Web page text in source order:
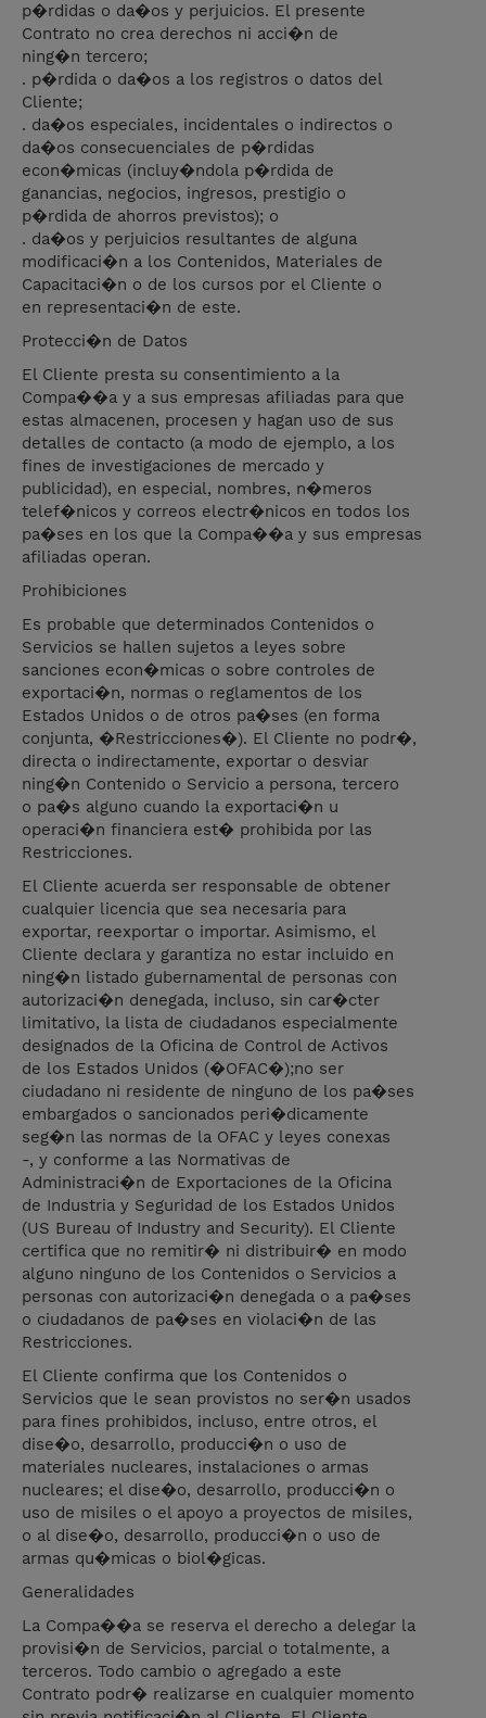
p�rdidas o da�os y perjuicios. El presente
Contrato no crea derechos ni acci�n de
ning�n tercero;
. p�rdida o da�os a los registros o datos del
Cliente;
. da�os especiales, incidentales o indirectos o
da�os consecuenciales de p�rdidas
econ�micas (incluy�ndola p�rdida de
ganancias, negocios, ingresos, prestigio o
p�rdida de ahorros previstos); o
. da�os y perjuicios resultantes de alguna
modificaci�n a los Contenidos, Materiales de
Capacitaci�n o de los cursos por el Cliente o
en representaci�n de este.
Protecci�n de Datos
El Cliente presta su consentimiento a la
Compa��a y a sus empresas afiliadas para que
estas almacenen, procesen y hagan uso de sus
detalles de contacto (a modo de ejemplo, a los
fines de investigaciones de mercado y
publicidad), en especial, nombres, n�meros
telef�nicos y correos electr�nicos en todos los
pa�ses en los que la Compa��a y sus empresas
afiliadas operan.
Prohibiciones
Es probable que determinados Contenidos o
Servicios se hallen sujetos a leyes sobre
sanciones econ�micas o sobre controles de
exportaci�n, normas o reglamentos de los
Estados Unidos o de otros pa�ses (en forma
conjunta, �Restricciones�). El Cliente no podr�,
directa o indirectamente, exportar o desviar
ning�n Contenido o Servicio a persona, tercero
o pa�s alguno cuando la exportaci�n u
operaci�n financiera est� prohibida por las
Restricciones.
El Cliente acuerda ser responsable de obtener
cualquier licencia que sea necesaria para
exportar, reexportar o importar. Asimismo, el
Cliente declara y garantiza no estar incluido en
ning�n listado gubernamental de personas con
autorizaci�n denegada, incluso, sin car�cter
limitativo, la lista de ciudadanos especialmente
designados de la Oficina de Control de Activos
de los Estados Unidos (�OFAC�);no ser
ciudadano ni residente de ninguno de los pa�ses
embargados o sancionados peri�dicamente
seg�n las normas de la OFAC y leyes conexas
-, y conforme a las Normativas de
Administraci�n de Exportaciones de la Oficina
de Industria y Seguridad de los Estados Unidos
(US Bureau of Industry and Security). El Cliente
certifica que no remitir� ni distribuir� en modo
alguno ninguno de los Contenidos o Servicios a
personas con autorizaci�n denegada o a pa�ses
o ciudadanos de pa�ses en violaci�n de las
Restricciones.
El Cliente confirma que los Contenidos o
Servicios que le sean provistos no ser�n usados
para fines prohibidos, incluso, entre otros, el
dise�o, desarrollo, producci�n o uso de
materiales nucleares, instalaciones o armas
nucleares; el dise�o, desarrollo, producci�n o
uso de misiles o el apoyo a proyectos de misiles,
o al dise�o, desarrollo, producci�n o uso de
armas qu�micas o biol�gicas.
Generalidades
La Compa��a se reserva el derecho a delegar la
provisi�n de Servicios, parcial o totalmente, a
terceros. Todo cambio o agregado a este
Contrato podr� realizarse en cualquier momento